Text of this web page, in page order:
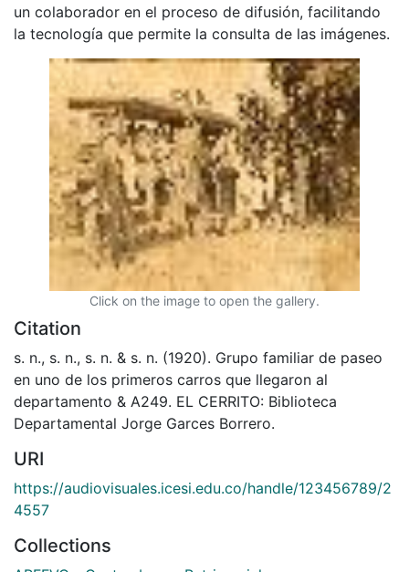
un colaborador en el proceso de difusión, facilitando
la tecnología que permite la consulta de las imágenes.
Click on the image to open the gallery.
Citation
s. n., s. n., s. n. & s. n. (1920). Grupo familiar de paseo
en uno de los primeros carros que llegaron al
departamento & A249. EL CERRITO: Biblioteca
Departamental Jorge Garces Borrero.
URI
https://audiovisuales.icesi.edu.co/handle/123456789/2
4557
Collections